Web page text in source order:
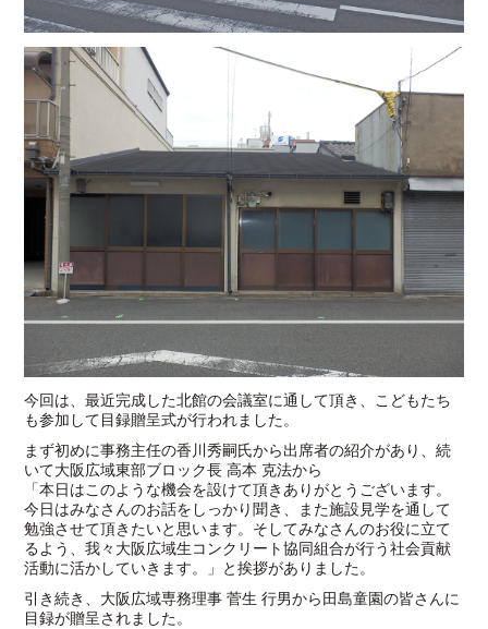
今回は、最近完成した北館の会議室に通して頂き、こどもたち
も参加して目録贈呈式が行われました。
まず初めに事務主任の香川秀嗣氏から出席者の紹介があり、続
いて大阪広域東部ブロック長 高本 克法から
「本日はこのような機会を設けて頂きありがとうございます。
今日はみなさんのお話をしっかり聞き、また施設見学を通して
勉強させて頂きたいと思います。そしてみなさんのお役に立て
るよう、我々大阪広域生コンクリート協同組合が行う社会貢献
活動に活かしていきます。」と挨拶がありました。
引き続き、大阪広域専務理事 菅生 行男から田島童園の皆さんに
目録が贈呈されました。